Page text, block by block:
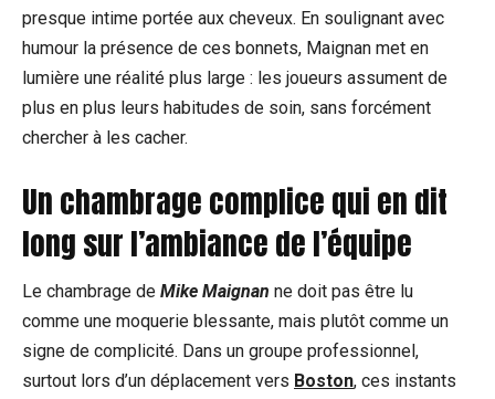
presque intime portée aux cheveux. En soulignant avec
humour la présence de ces bonnets, Maignan met en
lumière une réalité plus large : les joueurs assument de
plus en plus leurs habitudes de soin, sans forcément
chercher à les cacher.
Un chambrage complice qui en dit
long sur l’ambiance de l’équipe
Le chambrage de Mike Maignan ne doit pas être lu
comme une moquerie blessante, mais plutôt comme un
signe de complicité. Dans un groupe professionnel,
surtout lors d’un déplacement vers Boston, ces instants